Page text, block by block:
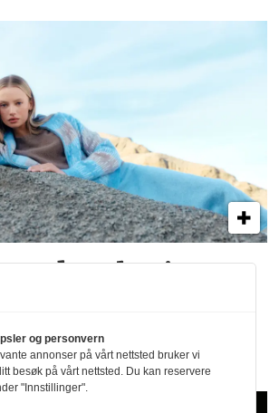
teknologi
og personvern
annonser på vårt nettsted bruker vi
besøk på vårt nettsted. Du kan reservere
"Innstillinger".